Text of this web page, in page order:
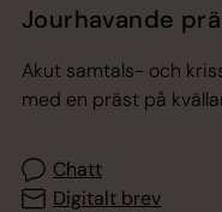
Jourhavande
Akut samtals- och
med en präst på
Chatt
Digitalt brev